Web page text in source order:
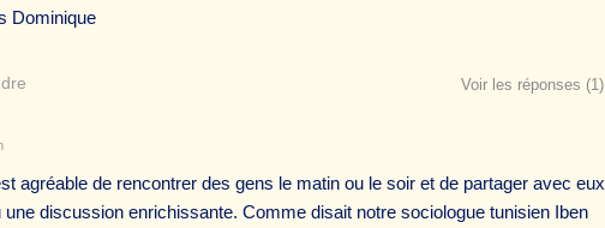
Dominique
Voir les réponses (1)
agréable de rencontrer des gens le matin ou le soir et de partager avec eux
une discussion enrichissante. Comme disait notre sociologue tunisien Iben